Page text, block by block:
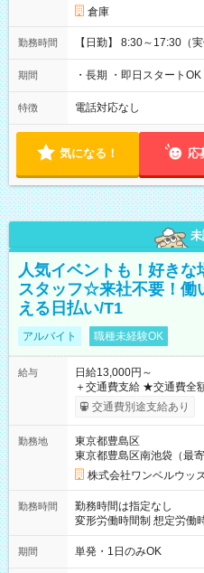
倉庫
勤務時間 【日勤】 8:30～17:30（
期間 ・長期 ・即日スタートOK
特徴 電話対応なし
気になる！ 応
人気イベントも！好きな
スタッフ☆来社不要！働
える日払い/T1
アルバイト 職種未経験OK
給与
日給13,000円～
＋交通費支給 ★交通費全額支給！ ┗案件により規定あり ★日払
いOK！（規定あり） ┗働
ンビニATMから 日払い分を引き
交通費別途支給あり
勤務地
東京都豊島区
東京都豊島区南池袋（最
株式会社ワンベルウッ
勤務時間
勤務時間は指定なし
変形労働時間制 想定労働時間160時間/月
～21：00
期間 単発・1日のみOK